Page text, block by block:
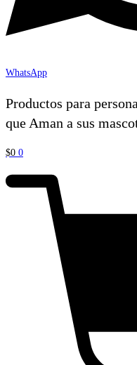
WhatsApp
Productos para
que Aman a sus
$0 0